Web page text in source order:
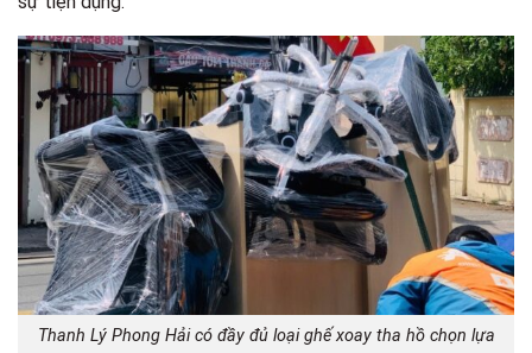
Thanh Lý Phong Hải có đầy đủ loại ghế xoay tha hồ chọn lựa